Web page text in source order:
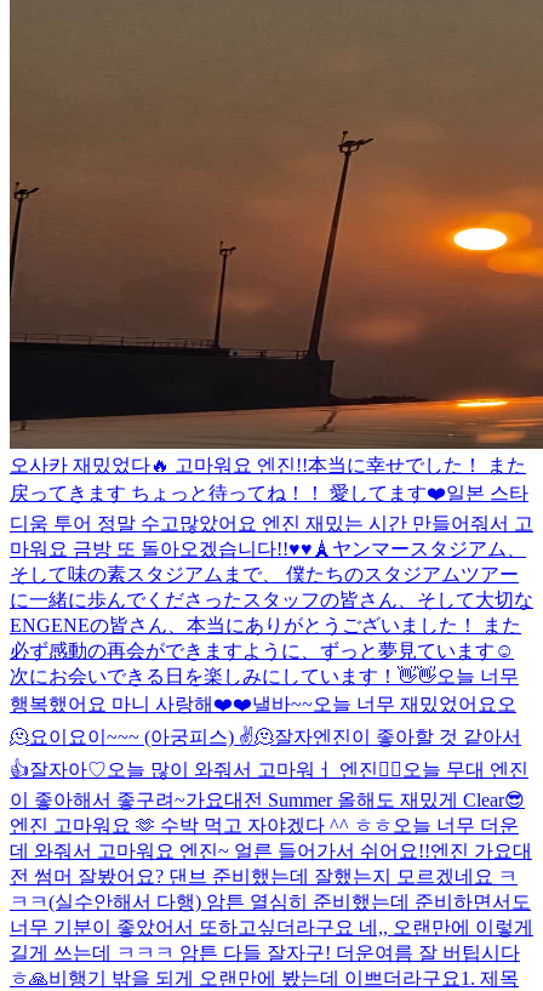
오사카 재밌었다🔥 고마워요 엔진!!本当に幸せでした！ また
戻ってきます ちょっと待ってね！！ 愛してます❤️일본 스타
디움 투어 정말 수고많았어요 엔진 재밌는 시간 만들어줘서 고
마워요 금방 또 돌아오겠습니다!!♥️♥️ 🗼 ヤンマースタジアム、
そして味の素スタジアムまで、 僕たちのスタジアムツアー
に一緒に歩んでくださったスタッフの皆さん、そして大切な
ENGENEの皆さん、本当にありがとうございました！ また
必ず感動の再会ができますように、ずっと夢見ています☺️
次にお会いできる日を楽しみにしています！👋👋오늘 너무
행복했어요 마니 사랑해❤️❤️낼바~~오늘 너무 재밌었어요오
🫠요이 요이~~~ (아궁피스) ✌️🫠잘자엔진이 좋아할 것 같아서
👍잘자아♡오늘 많이 와줘서 고마워ㅓ 엔진❤️‍🔥 오늘 무대 엔진
이 좋아해서 좋구려~가요대전 Summer 올해도 재밌게 Clear😎
엔진 고마워요 🫶 수박 먹고 자야겠다 ^^ ㅎㅎ 오늘 너무 더운
데 와줘서 고마워요 엔진~ 얼른 들어가서 쉬어요!!엔진 가요대
전 썸머 잘봤어요? 댄브 준비했는데 잘했는지 모르겠네요 ㅋ
ㅋㅋ(실수안해서 다행) 암튼 열심히 준비했는데 준비하면서도
너무 기분이 좋았어서 또하고싶더라구요 네,, 오랜만에 이렇게
길게 쓰는데 ㅋㅋㅋ 암튼 다들 잘자구! 더운여름 잘 버팁시다
ㅎ🙏비행기 밖을 되게 오랜만에 봤는데 이쁘더라구요1. 제목